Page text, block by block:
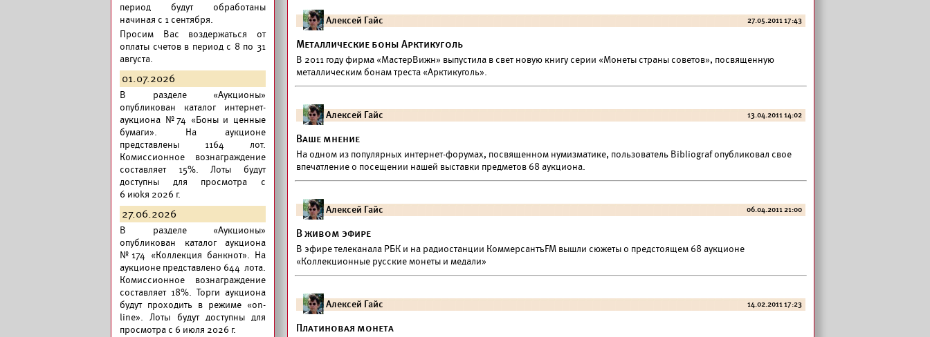
период будут обработаны
начиная с 1 сентября.
Просим Вас воздержаться от
оплаты счетов в период с 8 по 31
августа.
01.07.2026
В разделе «Аукционы»
опубликован каталог интернет-
аукциона №74 «Боны и ценные
бумаги». На аукционе
представлены 1164 лот.
Комиссионное вознаграждение
составляет 15%. Лоты будут
доступны для просмотра с
6 июkя 2026 г.
27.06.2026
В разделе «Аукционы»
опубликован каталог аукциона
№174 «Коллекция банкнот». На
аукционе представлено 644 лота.
Комиссионное вознаграждение
составляет 18%. Торги аукциона
будут проходить в режиме «on-
line». Лоты будут доступны для
просмотра с 6 июля 2026 г.
Алексей Гайс 27.05.2011 17:43
Металлические боны Арктикуголь
В 2011 году фирма «МастерВижн» выпустила в свет новую книгу серии «Монеты страны советов», посвященную
металлическим бонам треста «Арктикуголь».
Алексей Гайс 13.04.2011 14:02
Ваше мнение
На одном из популярных интернет-форумах, посвященном нумизматике, пользователь Bibliograf опубликовал свое
впечатление о посещении нашей выставки предметов 68 аукциона.
Алексей Гайс 06.04.2011 21:00
В живом эфире
В эфире телеканала РБК и на радиостанции КоммерсантъFM вышли сюжеты о предстоящем 68 аукционе
«Коллекционные русские монеты и медали»
Алексей Гайс 14.02.2011 17:23
Платиновая монета